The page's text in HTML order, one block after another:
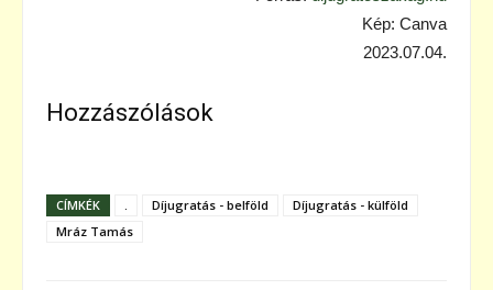
Kép: Canva
2023.07.04.
Hozzászólások
CÍMKÉK Díjugratás - belföld
Díjugratás - külföld
Mráz Tamás